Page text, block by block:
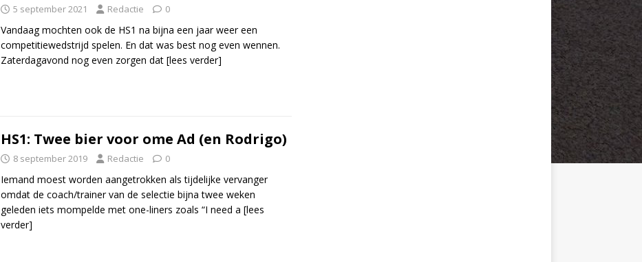
5 september 2021 Redactie 0
Vandaag mochten ook de HS1 na bijna een jaar weer een
competitiewedstrijd spelen. En dat was best nog even wennen.
Zaterdagavond nog even zorgen dat [lees verder]
HS1: Twee bier voor ome Ad (en Rodrigo)
8 september 2019 Redactie 0
Iemand moest worden aangetrokken als tijdelijke vervanger
omdat de coach/trainer van de selectie bijna twee weken
geleden iets mompelde met one-liners zoals “I need a [lees
verder]